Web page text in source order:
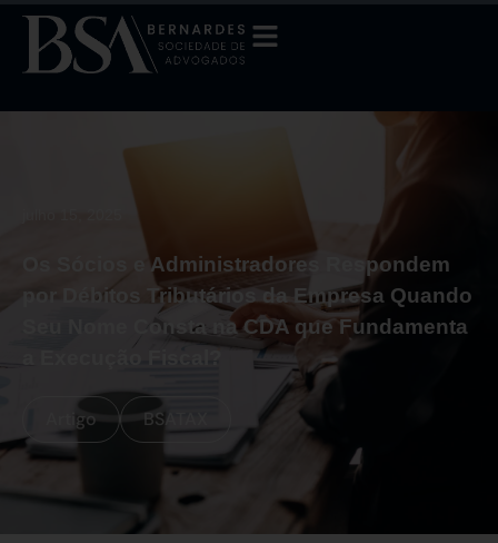
Os Sócios e Administradores Respondem
por Débitos Tributários da Empresa Quando
Seu Nome Consta na CDA que Fundamenta
Artigo BSATAX